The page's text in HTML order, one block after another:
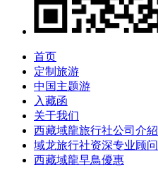
首页
定制旅游
中国主题游
入藏函
关于我们
西藏域龍旅行社公司介紹
域龙旅行社资深专业顾问
西藏域龍早鳥優惠